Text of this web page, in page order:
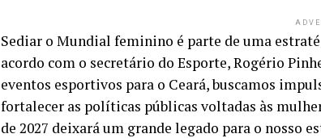
Sediar o Mundial feminino é parte de uma
acordo com o secretário do Esporte, Rogério
eventos esportivos para o Ceará, buscamos
fortalecer as políticas públicas voltadas às
de 2027 deixará um grande legado para o nosso